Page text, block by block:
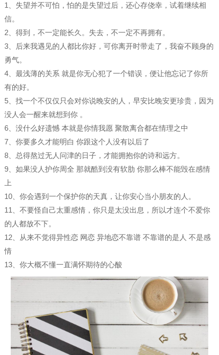
1、失望并不可怕，怕的是失望过后，还心存侥幸，试着继续相
信。 ​​​​
2、得到，不一定能长久。失去，不一定不再拥有。 ​ ​​​​
3、后来我遇见的人都比你好，可你离开时带走了，我奋不顾身的
勇气。
4、最浅薄的关系 就是你无心犯了一个错误，便让他忘记了你所
有的好。 ​ ​​​​
5、找一个不仅仅只会对你说晚安的人，早安比晚安更珍贵，因为
没人会一醒来就想到你 。
6、没什么好遗憾 本就是你情我愿 聚散离合都在情理之中 ​
7、你要多久才能明白 你跟这个人没有以后了​​​
8、总得熬过无人问津的日子，才能拥抱你的诗和远方。
9、如果没人护你周全 那就酷到没有软肋 你那么棒不能毁在感情
上
10、你会遇到一个保护你的天真，让你安心当小朋友的人。
11、不要怪自己太重感情，你只是太没出息，所以才连个不爱你
的人都放不下。
12、从来不觉得异性恋 网恋 异地恋不靠谱 不靠谱的是人 不是感
情 ​ ​​​​
13、你大概不懂一直满怀期待的心酸 ​ ​​​​